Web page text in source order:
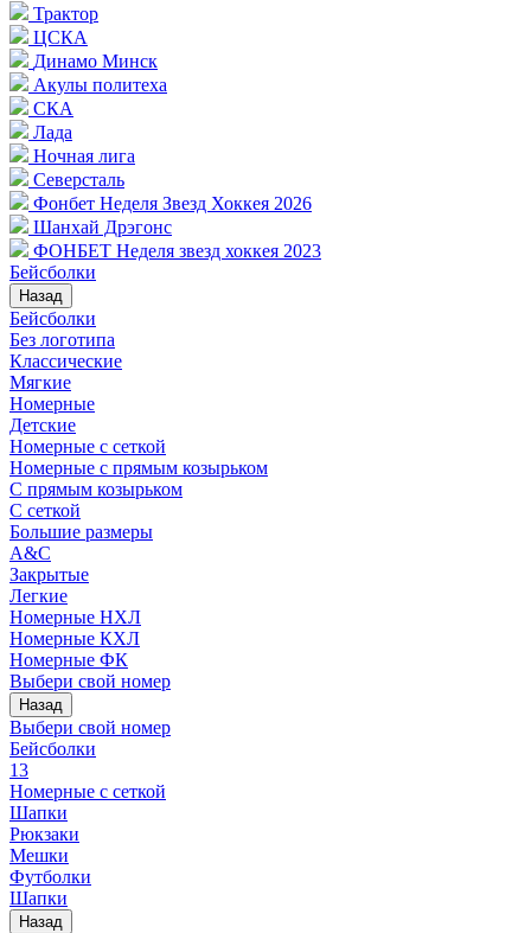
Трактор
ЦСКА
Динамо Минск
Акулы политеха
СКА
Лада
Ночная лига
Северсталь
Фонбет Неделя Звезд Хоккея 2026
Шанхай Дрэгонс
ФОНБЕТ Неделя звезд хоккея 2023
Бейсболки
Назад
Бейсболки
Без логотипа
Классические
Мягкие
Номерные
Детские
Номерные с сеткой
Номерные с прямым козырьком
С прямым козырьком
С сеткой
Большие размеры
A&C
Закрытые
Легкие
Номерные НХЛ
Номерные КХЛ
Номерные ФК
Выбери свой номер
Назад
Выбери свой номер
Бейсболки
13
Номерные с сеткой
Шапки
Рюкзаки
Мешки
Футболки
Шапки
Назад